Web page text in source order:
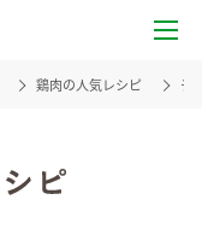
鶏肉の人気レシピ チ